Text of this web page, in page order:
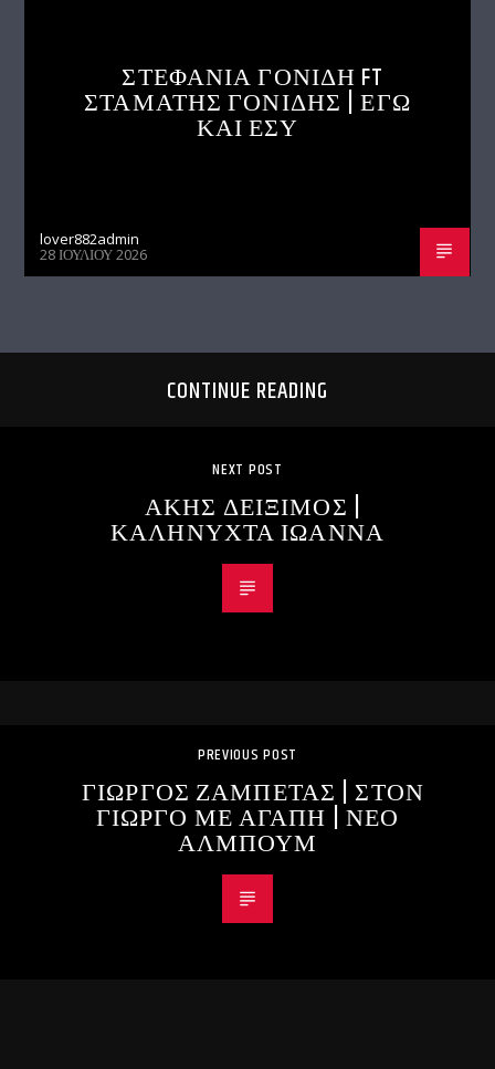
ΣΤΕΦΑΝΙΑ ΓΟΝΙΔΗ FT
ΣΤΑΜΑΤΗΣ ΓΟΝΙΔΗΣ | ΕΓΩ
ΚΑΙ ΕΣΥ
lover882admin
28 ΙΟΥΛΊΟΥ 2026
CONTINUE READING
NEXT POST
ΑΚΗΣ ΔΕΙΞΙΜΟΣ |
ΚΑΛΗΝΥΧΤΑ ΙΩΑΝΝΑ
PREVIOUS POST
ΓΙΩΡΓΟΣ ΖΑΜΠΕΤΑΣ | ΣΤΟΝ
ΓΙΩΡΓΟ ΜΕ ΑΓΑΠΗ | ΝΕΟ
ΑΛΜΠΟΥΜ